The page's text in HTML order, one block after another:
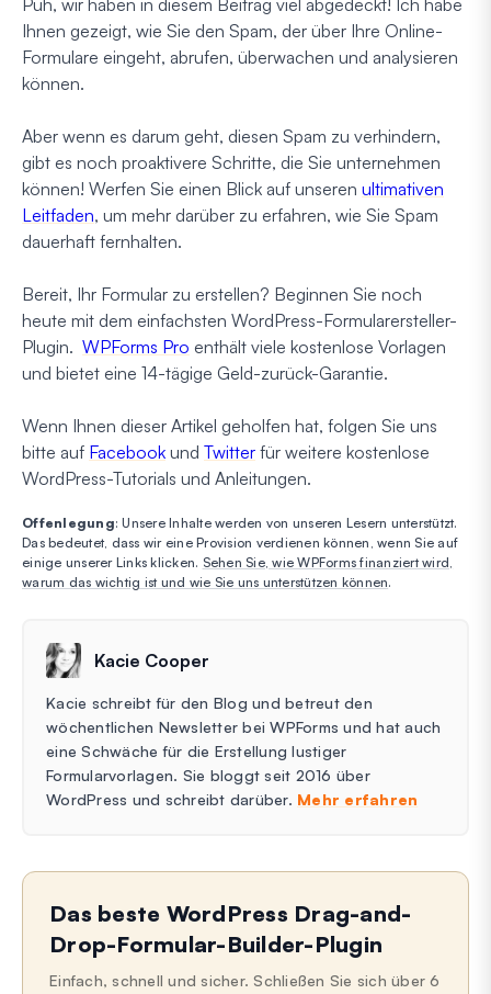
Puh, wir haben in diesem Beitrag viel abgedeckt! Ich habe
Ihnen gezeigt, wie Sie den Spam, der über Ihre Online-
Formulare eingeht, abrufen, überwachen und analysieren
können.
Aber wenn es darum geht, diesen Spam zu verhindern,
gibt es noch proaktivere Schritte, die Sie unternehmen
können! Werfen Sie einen Blick auf unseren ultimativen
Leitfaden, um mehr darüber zu erfahren, wie Sie Spam
dauerhaft fernhalten.
Bereit, Ihr Formular zu erstellen? Beginnen Sie noch
heute mit dem einfachsten WordPress-Formularersteller-
Plugin. WPForms Pro enthält viele kostenlose Vorlagen
und bietet eine 14-tägige Geld-zurück-Garantie.
Wenn Ihnen dieser Artikel geholfen hat, folgen Sie uns
bitte auf Facebook und Twitter für weitere kostenlose
WordPress-Tutorials und Anleitungen.
Offenlegung: Unsere Inhalte werden von unseren Lesern unterstützt.
Das bedeutet, dass wir eine Provision verdienen können, wenn Sie auf
einige unserer Links klicken. Sehen Sie, wie WPForms finanziert wird,
warum das wichtig ist und wie Sie uns unterstützen können.
Kacie Cooper
Kacie schreibt für den Blog und betreut den
wöchentlichen Newsletter bei WPForms und hat auch
eine Schwäche für die Erstellung lustiger
Formularvorlagen. Sie bloggt seit 2016 über
WordPress und schreibt darüber. Mehr erfahren
Das beste WordPress Drag-and-
Drop-Formular-Builder-Plugin
Einfach, schnell und sicher. Schließen Sie sich über 6